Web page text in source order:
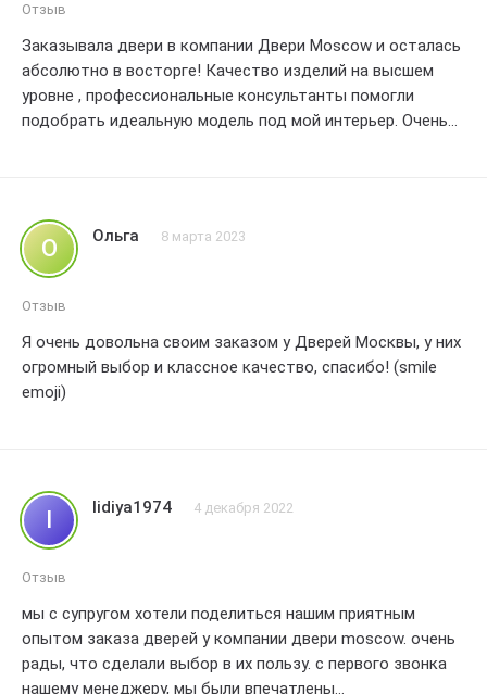
Отзыв
Заказывала двери в компании Двери Moscow и осталась
абсолютно в восторге! Качество изделий на высшем
уровне , профессиональные консультанты помогли
подобрать идеальную модель под мой интерьер. Очень
О Ольга 8 марта 2023
Отзыв
Я очень довольна своим заказом у Дверей Москвы, у них
огромный выбор и классное качество, спасибо! (smile
emoji)
l lidiya1974 4 декабря 2022
Отзыв
мы с супругом хотели поделиться нашим приятным
опытом заказа дверей у компании двери moscow. очень
рады, что сделали выбор в их пользу. с первого звонка
нашему менеджеру, мы были впечатлены